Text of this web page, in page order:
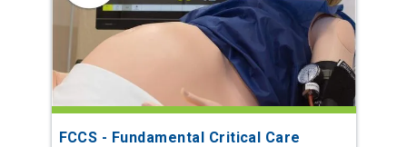
FCCS - Fundamental Critical Care